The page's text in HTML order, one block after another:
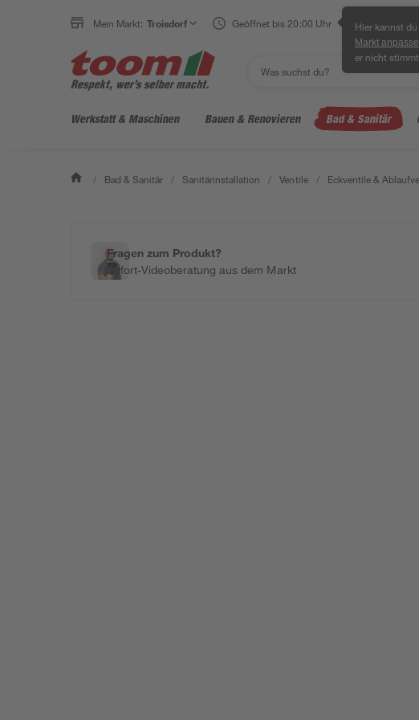
Mein Markt: Troisdorf Geöffnet bis 20:00 Uhr Hier kannst
Markt
er nicht stimmt.
Werkstatt & Maschinen Bauen & Renovieren Bad & Sanitär
/ Bad & Sanitär / Sanitärinstallation / Ventile / Eckventile &
Fragen zum Produkt?
Sofort-Videoberatung aus dem Markt